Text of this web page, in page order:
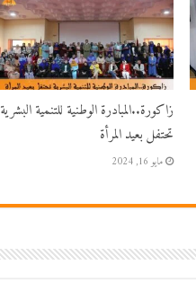
زاكورة..المبادرة الوطنية للتنمية البشرية
تحتفل بعيد المرأة
مايو 16, 2024